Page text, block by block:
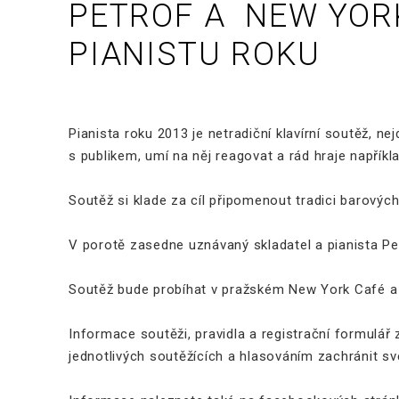
PETROF A NEW
PIANISTU ROKU
Pianista roku 2013 je netradiční klavírní soutěž,
s publikem, umí na něj reagovat a rád hraje
Soutěž si klade za cíl připomenout tradici
V porotě zasedne uznávaný skladatel a pianista
Soutěž bude probíhat v pražském New York Café
Informace soutěži, pravidla a registrační formulář
jednotlivých soutěžících a hlasováním zachránit